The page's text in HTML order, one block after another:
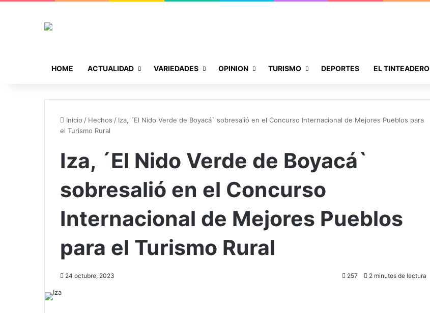
HOME ACTUALIDAD VARIEDADES OPINION TURISMO DEPORTES EL TINTEADERO
Inicio / Hechos / Iza, ´El Nido Verde de Boyacá` sobresalió en el Concurso Internacional de Mejores Pueblos para
el Turismo Rural
Iza, ´El Nido Verde de Boyacá`
sobresalió en el Concurso
Internacional de Mejores Pueblos
para el Turismo Rural
24 octubre, 2023 257 2 minutos de lectura